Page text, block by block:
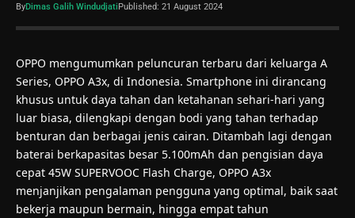
ByDimas Galih WindudjatiPublished: 21 August 2024
OPPO mengumumkan peluncuran terbaru dari keluarga A
Series, OPPO A3x, di Indonesia. Smartphone ini dirancang
khusus untuk daya tahan dan ketahanan sehari-hari yang
luar biasa, dilengkapi dengan bodi yang tahan terhadap
benturan dan berbagai jenis cairan. Ditambah lagi dengan
baterai berkapasitas besar 5.100mAh dan pengisian daya
cepat 45W SUPERVOOC Flash Charge, OPPO A3x
menjanjikan pengalaman pengguna yang optimal, baik saat
bekerja maupun bermain, hingga empat tahun